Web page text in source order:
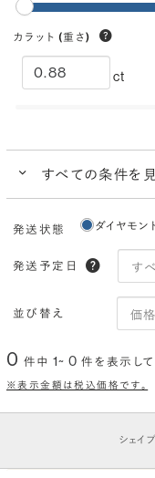
カラット (重さ)
ct
すべての条件を
ブランドで人気の品質
I
VS2 VS1
カット(輝き)
発送状態 ダイヤモン
発送予定日
並び替え
0 件中1~ 0件を表示し
※表示金額は税込価格です。
シェイプ